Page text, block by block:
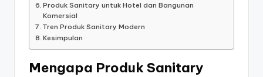
Produk Sanitary untuk Hotel dan Bangunan
Komersial
Tren Produk Sanitary Modern
Kesimpulan
Mengapa Produk Sanitary